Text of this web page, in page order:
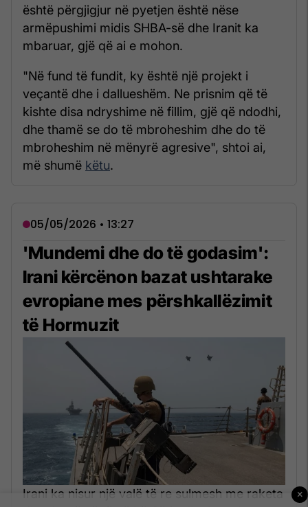
është përgjigjur në pyetjen është nëse
armëpushimi midis SHBA-së dhe Iranit ka
mbaruar, gjë që ai e mohon.
"Në fund të fundit, ky është një projekt i
veçantë dhe i dallueshëm. Ne prisnim që të
kishte disa ndryshime në fillim, gjë që ndodhi,
dhe thamë se do të mbroheshim dhe do të
mbroheshim në mënyrë agresive", shtoi ai,
më shumë këtu.
05/05/2026 • 13:27
'Mundemi dhe do të godasim':
Irani kërcënon bazat ushtarake
evropiane mes përshkallëzimit
të Hormuzit
Irani ka nisur një valë të re sulmesh me raketa
×